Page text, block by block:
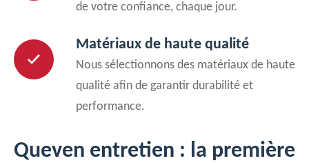
de votre confiance, chaque jour.
Matériaux de haute qualité
Nous sélectionnons des matériaux de haute
qualité afin de garantir durabilité et
performance.
Queven entretien : la première